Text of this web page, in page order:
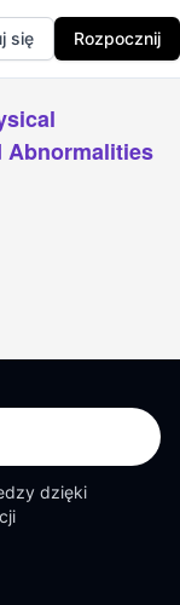
się Rozpocznij
Abnormalities
dzięki